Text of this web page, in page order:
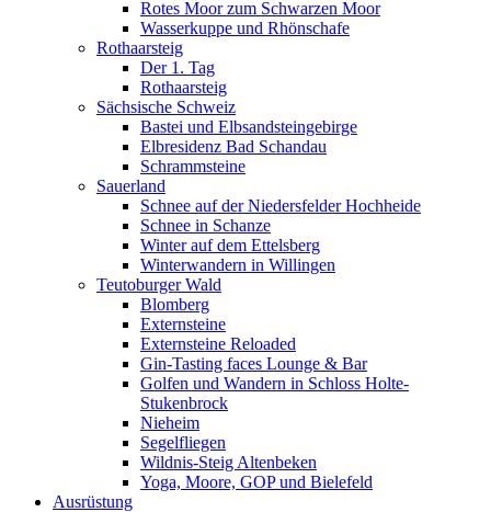
Rotes Moor zum Schwarzen Moor
Wasserkuppe und Rhönschafe
Rothaarsteig
Der 1. Tag
Rothaarsteig
Sächsische Schweiz
Bastei und Elbsandsteingebirge
Elbresidenz Bad Schandau
Schrammsteine
Sauerland
Schnee auf der Niedersfelder Hochheide
Schnee in Schanze
Winter auf dem Ettelsberg
Winterwandern in Willingen
Teutoburger Wald
Blomberg
Externsteine
Externsteine Reloaded
Gin-Tasting faces Lounge & Bar
Golfen und Wandern in Schloss Holte-
Stukenbrock
Nieheim
Segelfliegen
Wildnis-Steig Altenbeken
Yoga, Moore, GOP und Bielefeld
Ausrüstung